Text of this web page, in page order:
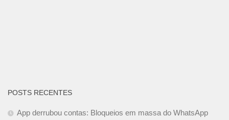
POSTS RECENTES
App derrubou contas: Bloqueios em massa do WhatsApp